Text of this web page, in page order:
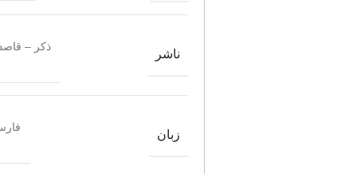
ناشر
ذکر –
زبان